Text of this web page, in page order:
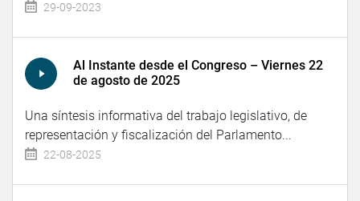
29-09-2023
Al Instante desde el Congreso – Viernes 22
de agosto de 2025
Una síntesis informativa del trabajo legislativo, de
representación y fiscalización del Parlamento...
22-08-2025